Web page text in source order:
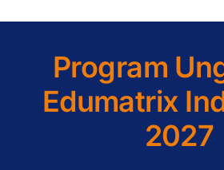
Program
Edumatrix
2027